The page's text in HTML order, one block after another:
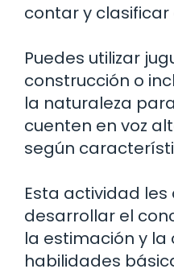
contar y clasificar
Puedes utilizar
construcción o
la naturaleza
cuenten en voz
según
Esta actividad
desarrollar el
la estimación y la
habilidades